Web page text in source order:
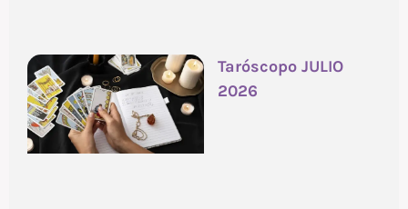
Taróscopo JULIO
2026